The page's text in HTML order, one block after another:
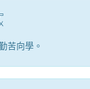
苦向學。